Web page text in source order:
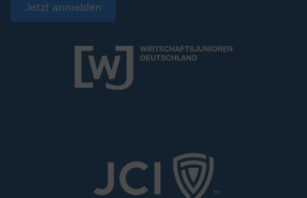
Jetzt anmelden